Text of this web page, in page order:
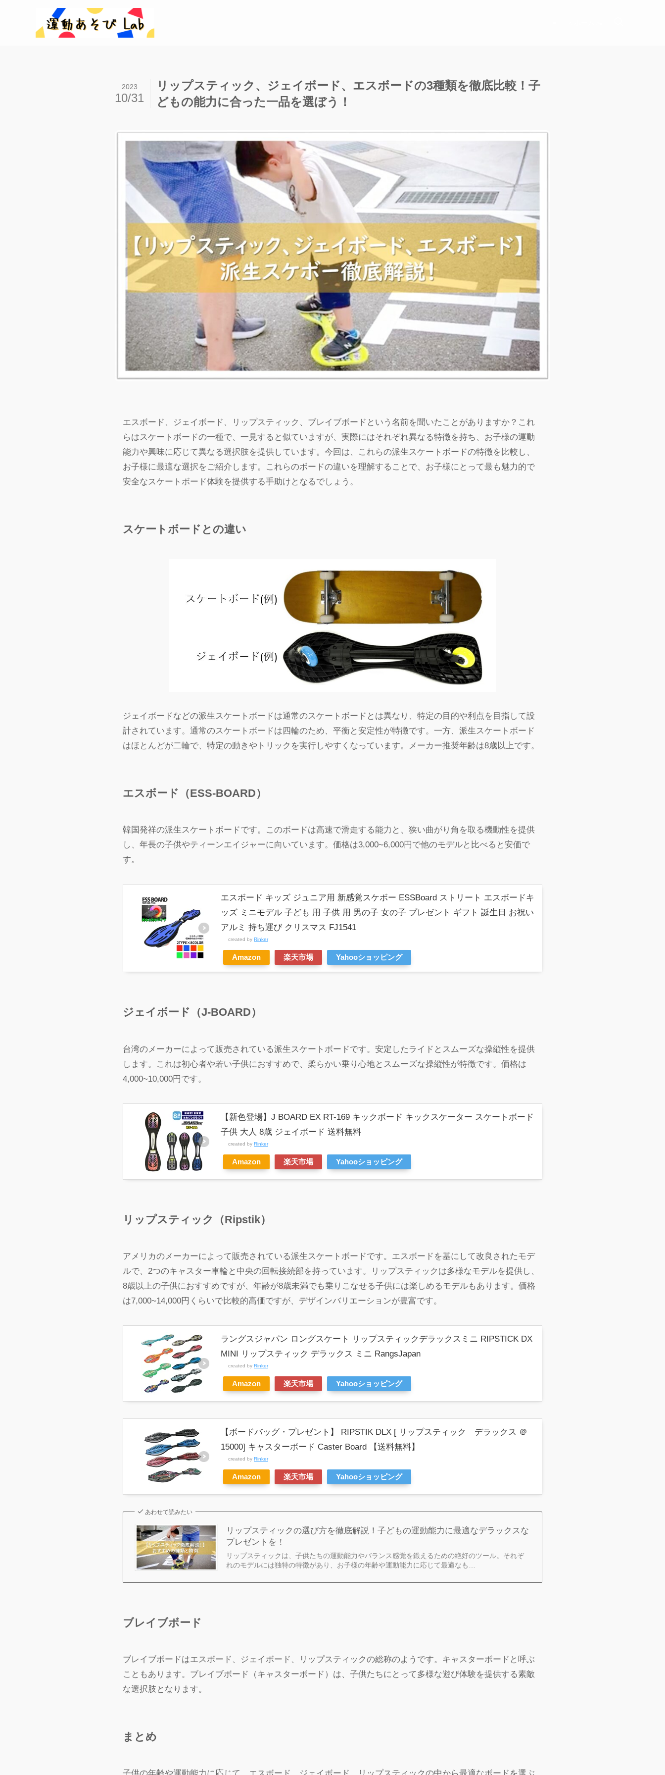
リップスティック、ジェイボード、エスボードの3種類を徹底比較！子
どもの能力に合った一品を選ぼう！
2023
10/31
エスボード、ジェイボード、リップスティック、ブレイブボードという名前を聞いたことがありますか？これ
らはスケートボードの一種で、一見すると似ていますが、実際にはそれぞれ異なる特徴を持ち、お子様の運動
能力や興味に応じて異なる選択肢を提供しています。今回は、これらの派生スケートボードの特徴を比較し、
お子様に最適な選択をご紹介します。これらのボードの違いを理解することで、お子様にとって最も魅力的で
安全なスケートボード体験を提供する手助けとなるでしょう。
スケートボードとの違い
ジェイボードなどの派生スケートボードは通常のスケートボードとは異なり、特定の目的や利点を目指して設
計されています。通常のスケートボードは四輪のため、平衡と安定性が特徴です。一方、派生スケートボード
はほとんどが二輪で、特定の動きやトリックを実行しやすくなっています。メーカー推奨年齢は8歳以上です。
エスボード（ESS‐BOARD）
韓国発祥の派生スケートボードです​。このボードは高速で滑走する能力と、狭い曲がり角を取る機動性を提供
し、年長の子供やティーンエイジャーに向いています。価格は3,000~6,000円で他のモデルと比べると安価で
す。
エスボード キッズ ジュニア用 新感覚スケボー ESSBoard ストリート エスボードキ
ッズ ミニモデル 子ども 用 子供 用 男の子 女の子 プレゼント ギフト 誕生日 お祝い
アルミ 持ち運び クリスマス FJ1541
created by Rinker
Amazon 楽天市場 Yahooショッピング
ジェイボード（J-BOARD）
台湾のメーカーによって販売されている派生スケートボードです。安定したライドとスムーズな操縦性を提供
します。これは初心者や若い子供におすすめで、柔らかい乗り心地とスムーズな操縦性が特徴です。価格は
4,000~10,000円です。
【新色登場】J BOARD EX RT-169 キックボード キックスケーター スケートボード
子供 大人 8歳 ジェイボード 送料無料
created by Rinker
Amazon 楽天市場 Yahooショッピング
リップスティック（Ripstik）
アメリカのメーカーによって販売されている派生スケートボードです。エスボードを基にして改良されたモデ
ルで​、2つのキャスター車輪と中央の回転接続部を持っています。リップスティックは多様なモデルを提供し、
8歳以上の子供におすすめですが、年齢が8歳未満でも乗りこなせる子供には楽しめるモデルもあります​。価格
は7,000~14,000円くらいで比較的高価ですが、デザインバリエーションが豊富です。
ラングスジャパン ロングスケート リップスティックデラックスミニ RIPSTICK DX
MINI リップスティック デラックス ミニ RangsJapan
created by Rinker
Amazon 楽天市場 Yahooショッピング
【ボードバッグ・プレゼント】 RIPSTIK DLX [ リップスティック デラックス ＠
15000] キャスターボード Caster Board 【送料無料】
created by Rinker
Amazon 楽天市場 Yahooショッピング
あわせて読みたい
リップスティックの選び方を徹底解説！子どもの運動能力に最適なデラックスな
プレゼントを！
リップスティックは、子供たちの運動能力やバランス感覚を鍛えるための絶好のツール。それぞ
れのモデルには独特の特徴があり、お子様の年齢や運動能力に応じて最適なも…
ブレイブボード
ブレイブボードはエスボード、ジェイボード、リップスティックの総称のようです。キャスターボードと呼ぶ
こともあります。ブレイブボード（キャスターボード）は、子供たちにとって多様な遊び体験を提供する素敵
な選択肢となります。
まとめ